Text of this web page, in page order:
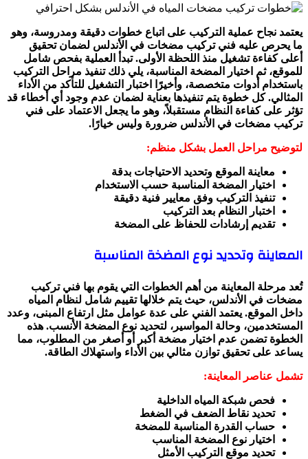
يعتمد نجاح عملية التركيب على اتباع خطوات دقيقة ومدروسة، وهو
ما يحرص عليه فني تركيب مضخات في الأندلس لضمان تحقيق
أعلى كفاءة تشغيل منذ اللحظة الأولى. تبدأ العملية بفحص شامل
للموقع، ثم اختيار المضخة المناسبة، يلي ذلك تنفيذ مراحل التركيب
باستخدام أدوات متخصصة، وأخيرًا اختبار التشغيل للتأكد من الأداء
المثالي. كل خطوة يتم تنفيذها بعناية لضمان عدم وجود أي أخطاء قد
تؤثر على كفاءة النظام مستقبلاً، وهو ما يجعل الاعتماد على فني
تركيب مضخات في الأندلس ضرورة وليس خيارًا.
لتوضيح مراحل العمل بشكل منظم:
معاينة الموقع وتحديد الاحتياجات بدقة
اختيار المضخة المناسبة حسب الاستخدام
تنفيذ التركيب وفق معايير فنية دقيقة
اختبار النظام بعد التركيب
تقديم إرشادات للحفاظ على المضخة
المعاينة وتحديد نوع المضخة المناسبة
تُعد مرحلة المعاينة من أهم الخطوات التي يقوم بها فني تركيب
مضخات في الأندلس، حيث يتم خلالها تقييم شامل لنظام المياه
داخل الموقع. يعتمد الفني على عدة عوامل مثل ارتفاع المبنى، وعدد
المستخدمين، وحالة المواسير، لتحديد نوع المضخة الأنسب. هذه
الخطوة تضمن عدم اختيار مضخة أكبر أو أصغر من المطلوب، مما
يساعد على تحقيق توازن مثالي بين الأداء واستهلاك الطاقة.
تشمل عناصر المعاينة:
فحص شبكة المياه الداخلية
تحديد نقاط الضعف في الضغط
حساب القدرة المناسبة للمضخة
اختيار نوع المضخة المناسب
تحديد موقع التركيب الأمثل